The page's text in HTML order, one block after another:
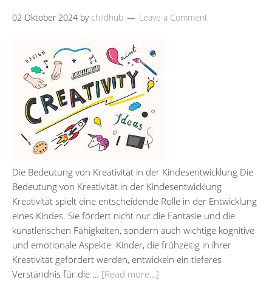
02 Oktober 2024 by childhub Leave a Comment
Die Bedeutung von Kreativität in der Kindesentwicklung Die
Bedeutung von Kreativität in der Kindesentwicklung
Kreativität spielt eine entscheidende Rolle in der Entwicklung
eines Kindes. Sie fördert nicht nur die Fantasie und die
künstlerischen Fähigkeiten, sondern auch wichtige kognitive
und emotionale Aspekte. Kinder, die frühzeitig in ihrer
Kreativität gefördert werden, entwickeln ein tieferes
Verständnis für die … [Read more…]